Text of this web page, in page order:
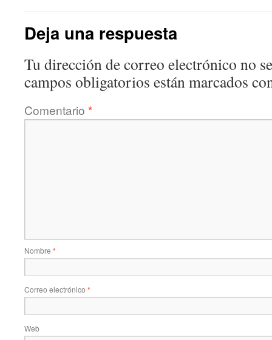
Deja una respuesta
Tu dirección de correo electrónico no
campos obligatorios están marcados
Comentario *
Nombre *
Correo electrónico *
Web